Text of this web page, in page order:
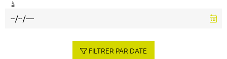
à
FILTRER PAR DATE